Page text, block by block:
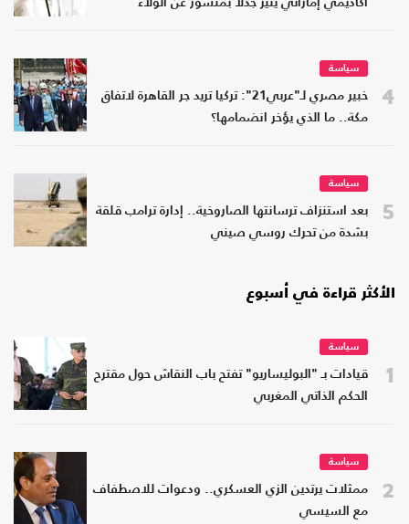
أكاديمي إماراتي يثير جدلا بمنشور عن الولاء
4
سياسة
خبير مصري لـ"عربي21": تركيا تريد جر القاهرة لاتفاق
مكة.. ما الذي يؤخر انضمامها؟
5
سياسة
بعد استنزاف ترسانتها الصاروخية.. إدارة ترامب قلقة
بشدة من تحرك روسي صيني
الأكثر قراءة في أسبوع
1
سياسة
قيادات بـ "البوليساريو" تفتح باب النقاش حول مقترح
الحكم الذاتي المغربي
2
سياسة
ممثلات يرتدين الزي العسكري.. ودعوات للاصطفاف
مع السيسي